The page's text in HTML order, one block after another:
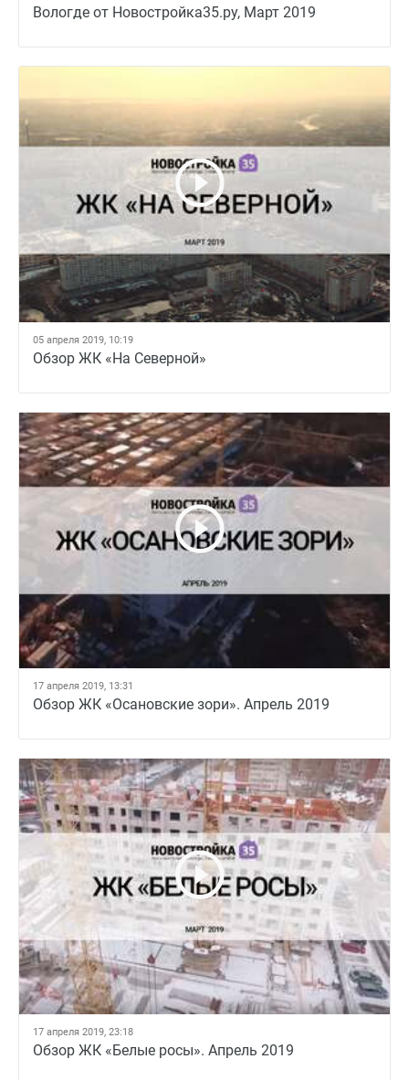
Вологде от Новостройка35.ру, Март 2019
05 апреля 2019, 10:19
Обзор ЖК «На Северной»
17 апреля 2019, 13:31
Обзор ЖК «Осановские зори». Апрель 2019
17 апреля 2019, 23:18
Обзор ЖК «Белые росы». Апрель 2019